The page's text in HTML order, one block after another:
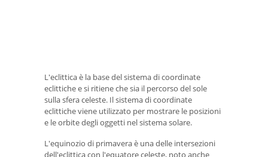
L'eclittica è la base del sistema di coordinate
eclittiche e si ritiene che sia il percorso del sole
sulla sfera celeste. Il sistema di coordinate
eclittiche viene utilizzato per mostrare le posizioni
e le orbite degli oggetti nel sistema solare.
L'equinozio di primavera è una delle intersezioni
dell'eclittica con l'equatore celeste, noto anche